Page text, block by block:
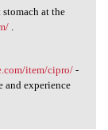
at the
.
item/cipro/-
and experience